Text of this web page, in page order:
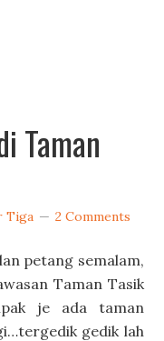
Taman
Tiga 2 Comments
petang semalam,
Taman Tasik
je ada taman
gedik lah